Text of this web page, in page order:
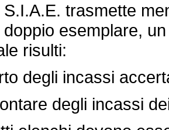
trasmette
esemplare,
risulti:
degli incassi
degli incassi